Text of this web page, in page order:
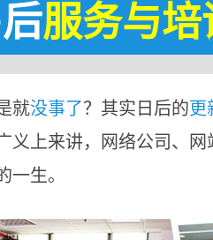
服务与培
就没事了？其实日后的更
义上来讲，网络公司、
一生。